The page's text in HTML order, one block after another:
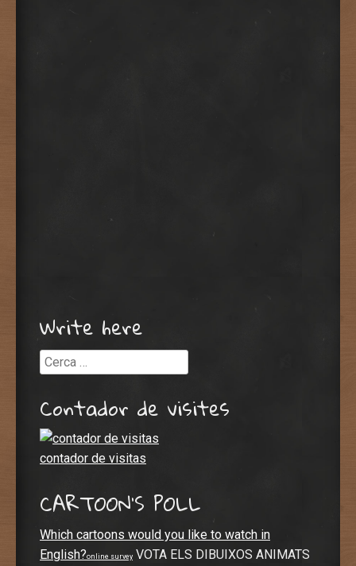
Write here
Cerca
Contador de visites
contador de visitas
CARTOON’S POLL
Which cartoons would you like to watch in
English?online survey VOTA ELS DIBUIXOS ANIMATS